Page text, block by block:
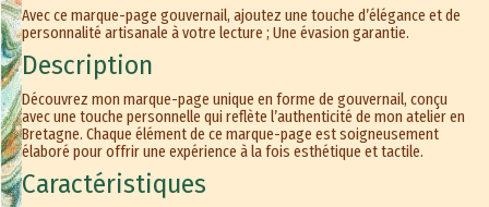
Avec ce marque-page gouvernail, ajoutez une touche d’élégance et de
personnalité artisanale à votre lecture ; Une évasion garantie.
Description
Découvrez mon marque-page unique en forme de gouvernail, conçu
avec une touche personnelle qui reflète l’authenticité de mon atelier en
Bretagne. Chaque élément de ce marque-page est soigneusement
élaboré pour offrir une expérience à la fois esthétique et tactile.
Caractéristiques